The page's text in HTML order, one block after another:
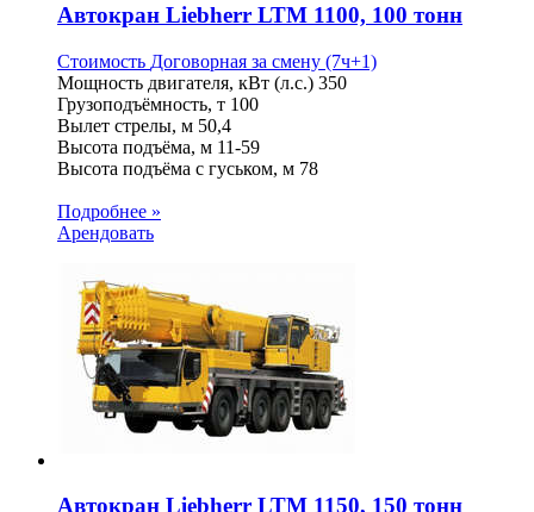
Автокран Liebherr LTM 1100, 100 тонн
Стоимость Договорная за смену (7ч+1)
Мощность двигателя, кВт (л.с.) 350
Грузоподъёмность, т 100
Вылет стрелы, м 50,4
Высота подъёма, м 11-59
Высота подъёма с гуськом, м 78
Подробнее »
Арендовать
Автокран Liebherr LTM 1150, 150 тонн